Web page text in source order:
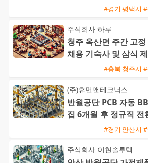
#경기 평택시
주식회사 하루
청주 옥산면 주간 고
채용 기숙사 및 삼식
#충북 청주시
(주)휴먼앤테크닉스
반월공단 PCB 자동
집 6개월 후 정규직 전
#경기 안산시
주식회사 이현솔루텍